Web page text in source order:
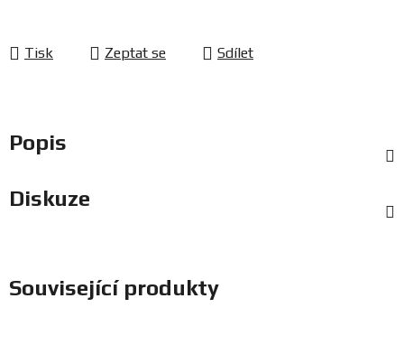
Tisk Zeptat se Sdílet
Popis
Diskuze
Související produkty